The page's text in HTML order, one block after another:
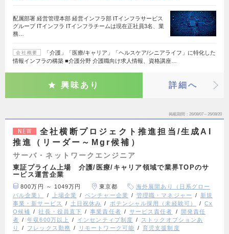
配属部署 経営管理本部 経営インフラ部 ITインフラサービス
グループ ITインフラ ITインフラチームは現在正社員3名、業
務…
会社概要
「介護」「医療/キャリア」「ヘルスケア/シニアライフ」に特化した
情報インフラの構築 ■介護分野 介護職向け求人情報、資格講座…
興味あり 詳細へ
掲載期間 26/08/07～26/08/20
NEW
全社横断プロジェクト推進担当/生成AI
推進（リーダー～Mgr候補）
サーバ・ネットワークエンジニア
東証プライム上場 介護/医療/キャリア領域で業界TOPのサ
ービス運営企業
800万円 ～ 1049万円 東京都
海外展開あり（日系グロー
バル企業）
上場企業 ベンチャー企業 管理職・マネジャー
新規
事業・新サービス
土日祝休み ポテンシャル採用（未経験可）
Cx
O候補
社長・役員直下 事業責任者 サービス責任者
開発責任
者
年収600万以上 インセンティブ制度
ストックオプションあ
り
フレックス勤務 リモートワーク可能 育児支援制度